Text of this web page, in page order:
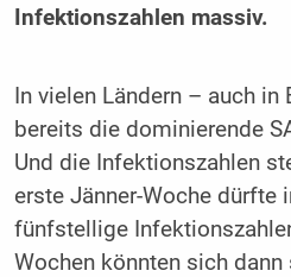
Infektionszahlen massiv.
In vielen Ländern – auch
bereits die dominierende
Und die Infektionszahlen
erste Jänner-Woche dürfte
fünfstellige
Wochen könnten sich